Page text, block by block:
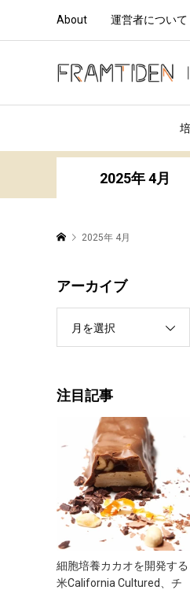
About 運営者について
2025年 4月
2025年 4月
アーカイブ
月を選択
注目記事
細胞培養カカオを開発する
米California Cultured、チ